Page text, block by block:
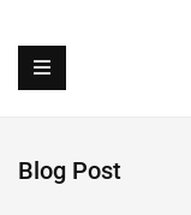
Blog Post